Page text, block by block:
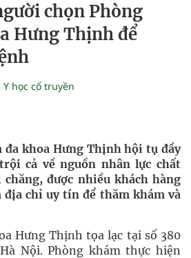
chọn Phòng
Hưng Thịnh để
Y học cổ truyền
đa khoa Hưng Thịnh hội tụ đầy
cả về nguồn nhân lực chất
được nhiều khách hàng
chỉ uy tín để thăm khám và
Hưng Thịnh tọa lạc tại số 380
Nội. Phòng khám thực hiện